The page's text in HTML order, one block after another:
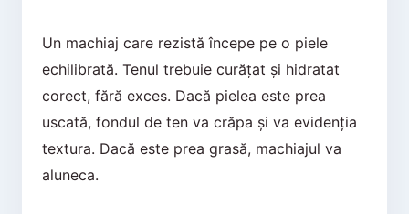
Un machiaj care rezistă începe pe o piele
echilibrată. Tenul trebuie curățat și hidratat
corect, fără exces. Dacă pielea este prea
uscată, fondul de ten va crăpa și va evidenția
textura. Dacă este prea grasă, machiajul va
aluneca.